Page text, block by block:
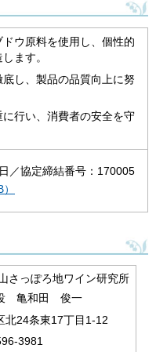
ウ原料を使用し、個性的
ます。
し、製品の品質向上に努
行い、消費者の安全を守
／協定締結番号：170005
さっぽろ地ワイン研究所
亀和田 俊一
北24条東17丁目1-12
3981